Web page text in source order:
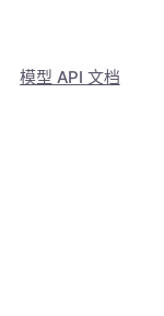
模型 API 文档